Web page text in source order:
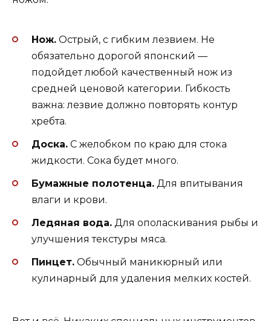
Нож. Острый, с гибким лезвием. Не
обязательно дорогой японский —
подойдет любой качественный нож из
средней ценовой категории. Гибкость
важна: лезвие должно повторять контур
хребта.
Доска. С желобком по краю для стока
жидкости. Сока будет много.
Бумажные полотенца. Для впитывания
влаги и крови.
Ледяная вода. Для ополаскивания рыбы и
улучшения текстуры мяса.
Пинцет. Обычный маникюрный или
кулинарный для удаления мелких костей.